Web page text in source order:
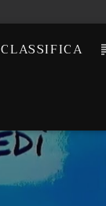
CLASSIFICA